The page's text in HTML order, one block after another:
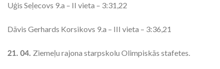
Uģis Seļecovs 9.a – II vieta – 3:31,22
Dāvis Gerhards Korsikovs 9.a – III vieta – 3:36,21
21. 04. Ziemeļu rajona starpskolu Olimpiskās stafetes.